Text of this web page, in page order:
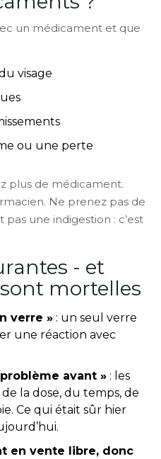
un médicament et que
visage
ou une perte
plus de médicament.
Ne prenez pas de
pas une indigestion : c’est
- et
mortelles
verre » : un seul verre
une réaction avec
avant » : les
la dose, du temps, de
Ce qui était sûr hier
en vente libre, donc